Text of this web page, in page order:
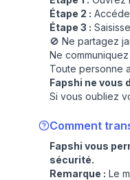
Étape 2 :
Étape 3 :
🚫 Ne partagez
Ne communiquez
Toute personne
Fapshi ne vous
Si vous oubliez
Comment
Fapshi vous
sécurité.
Remarque : Le